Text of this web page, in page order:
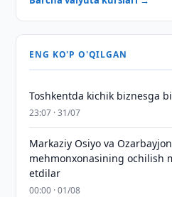
ENG KO'P O'QILGAN
Toshkentda kichik biznesga
23:07 · 31/07
Markaziy Osiyo va
mehmonxonasining ochilish
etdilar
00:00 · 01/08